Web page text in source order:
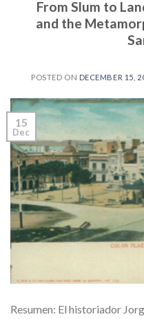
From Slum to
and the
POSTED ON DECEMBER 15,
15
Dec
Resumen: El historiador